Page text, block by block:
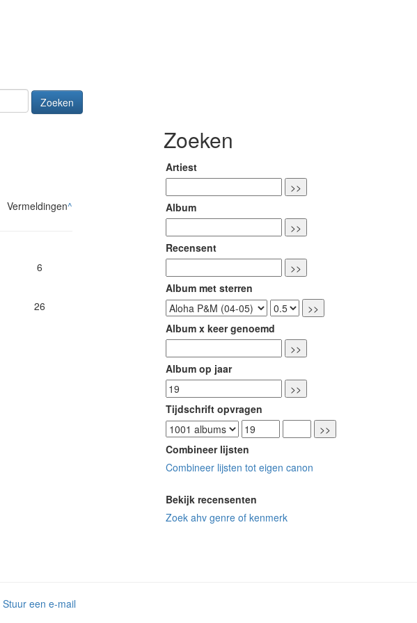
Zoeken
Vermeldingen^
6
26
Zoeken
Artiest
Album
Recensent
Album met sterren
Album x keer genoemd
Album op jaar
Tijdschrift opvragen
Combineer lijsten
Combineer lijsten tot eigen canon
Bekijk recensenten
Zoek ahv genre of kenmerk
Stuur een e-mail